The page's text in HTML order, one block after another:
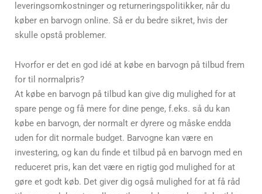
leveringsomkostninger og returneringspolitikker, når du
køber en barvogn online. Så er du bedre sikret, hvis der
skulle opstå problemer.
Hvorfor er det en god idé at købe en barvogn på tilbud frem
for til normalpris?
At købe en barvogn på tilbud kan give dig mulighed for at
spare penge og få mere for dine penge, f.eks. så du kan
købe en barvogn, der normalt er dyrere og måske endda
uden for dit normale budget. Barvogne kan være en
investering, og kan du finde et tilbud på en barvogn med en
reduceret pris, kan det være en rigtig god mulighed for at
gøre et godt køb. Det giver dig også mulighed for at få råd